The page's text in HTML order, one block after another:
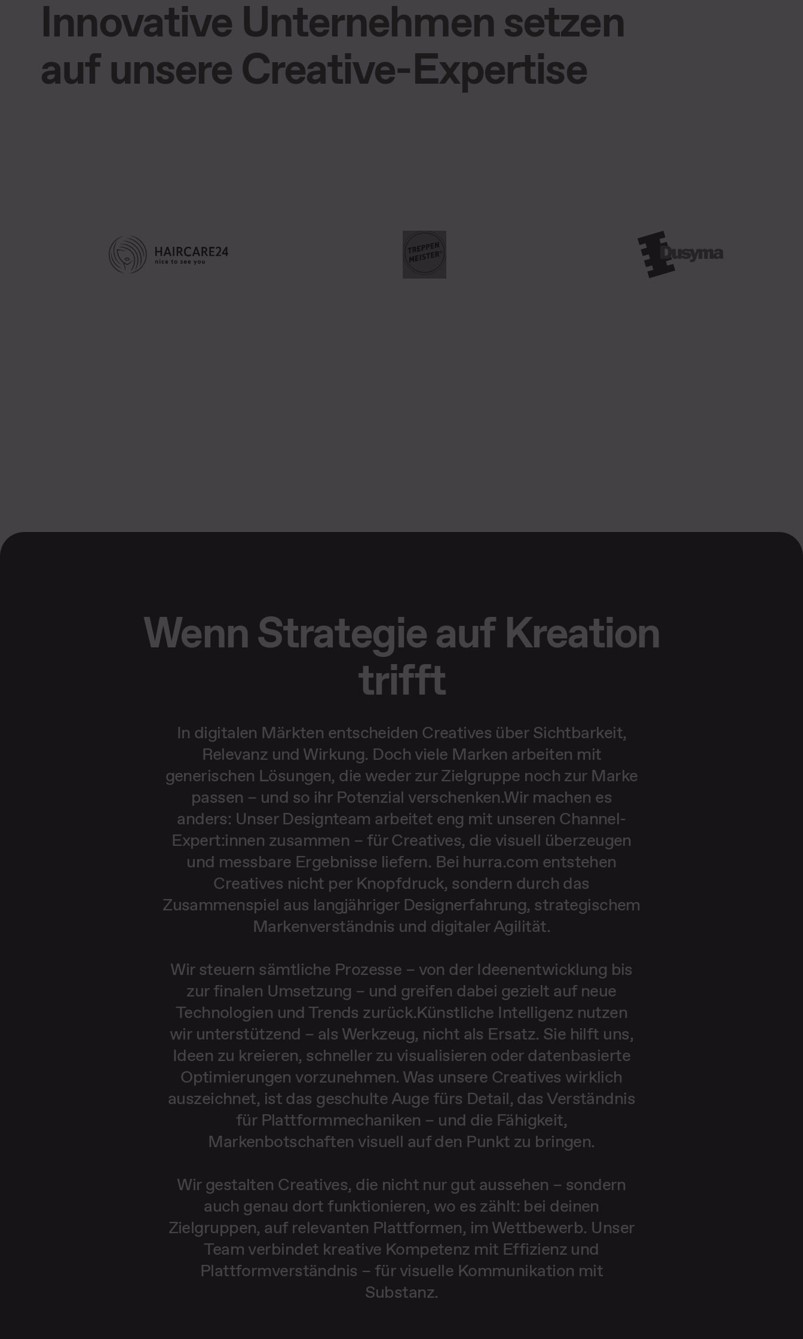
Innovative Unternehmen setzen
auf unsere Creative-Expertise
Wenn Strategie auf Kreation
trifft
In digitalen Märkten entscheiden Creatives über Sichtbarkeit,
Relevanz und Wirkung. Doch viele Marken arbeiten mit
generischen Lösungen, die weder zur Zielgruppe noch zur Marke
passen – und so ihr Potenzial verschenken.Wir machen es
anders: Unser Designteam arbeitet eng mit unseren Channel-
Expert:innen zusammen – für Creatives, die visuell überzeugen
und messbare Ergebnisse liefern. Bei hurra.com entstehen
Creatives nicht per Knopfdruck, sondern durch das
Zusammenspiel aus langjähriger Designerfahrung, strategischem
Markenverständnis und digitaler Agilität.
Wir steuern sämtliche Prozesse – von der Ideenentwicklung bis
zur finalen Umsetzung – und greifen dabei gezielt auf neue
Technologien und Trends zurück.Künstliche Intelligenz nutzen
wir unterstützend – als Werkzeug, nicht als Ersatz. Sie hilft uns,
Ideen zu kreieren, schneller zu visualisieren oder datenbasierte
Optimierungen vorzunehmen. Was unsere Creatives wirklich
auszeichnet, ist das geschulte Auge fürs Detail, das Verständnis
für Plattformmechaniken – und die Fähigkeit,
Markenbotschaften visuell auf den Punkt zu bringen.
Wir gestalten Creatives, die nicht nur gut aussehen – sondern
auch genau dort funktionieren, wo es zählt: bei deinen
Zielgruppen, auf relevanten Plattformen, im Wettbewerb. Unser
Team verbindet kreative Kompetenz mit Effizienz und
Plattformverständnis – für visuelle Kommunikation mit
Substanz.